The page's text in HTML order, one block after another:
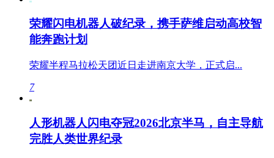
荣耀闪电机器人破纪录，携手萨维启动高校智
能奔跑计划
荣耀半程马拉松天团近日走进南京大学，正式启...
7
人形机器人闪电夺冠2026北京半马，自主导航
完胜人类世界纪录